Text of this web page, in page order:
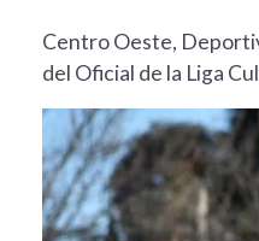
Centro Oeste,
del Oficial de la Liga